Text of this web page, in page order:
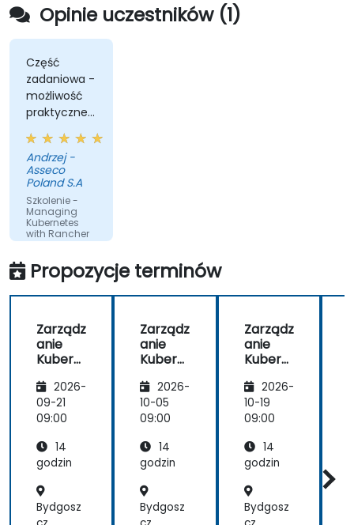
Opinie uczestników (1)
Część
zadaniowa -
możliwość
praktycznej
weryfikacji
nabytej
wiedzy oraz
przygotowanie
środowiska,
Andrzej -
Asseco
Poland S.A
Szkolenie -
Managing
Kubernetes
with Rancher
Propozycje terminów
Zarządz
anie
Kubern
Ranche
r
2026-
09-21
09:00
14
godzin
Bydgosz
Zarządz
anie
Kubern
Ranche
r
2026-
10-05
09:00
14
godzin
Bydgosz
Zarządz
anie
Kubern
Ranche
r
2026-
10-19
09:00
14
godzin
Bydgosz